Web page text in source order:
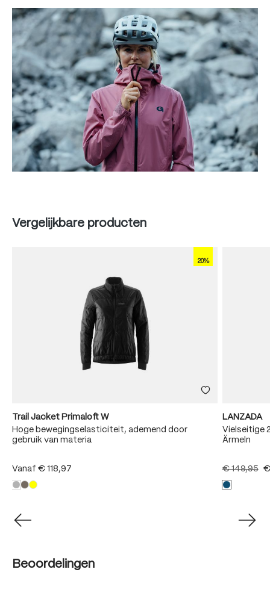
Produktgalerie überspringen
Produktgalerie überspringen
Vergelijkbare producten
20%
Trail Jacket Primaloft W
Hoge bewegingselasticiteit, ademend door
gebruik van materia
Vanaf € 118,97
LANZADA
Vielseitige
Ärmeln
€ 149,95
Beoordelingen